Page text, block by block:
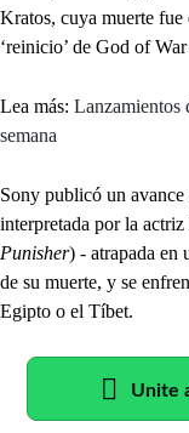
Kratos, cuya muerte fue
‘reinicio’ de God of
Lea más: Lanzamientos
semana
Sony publicó un
interpretada por la actriz
Punisher) - atrapada en
de su muerte, y se
Egipto o el Tíbet.
Unite